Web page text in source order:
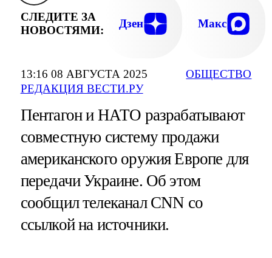
13:16 08 АВГУСТА 2025
РЕДАКЦИЯ ВЕСТИ.РУ
ОБЩЕСТВО
СЛЕДИТЕ ЗА
НОВОСТЯМИ:
Дзен Макс
Пентагон и НАТО разрабатывают
совместную систему продажи
американского оружия Европе для
передачи Украине. Об этом
сообщил телеканал CNN со
ссылкой на источники.